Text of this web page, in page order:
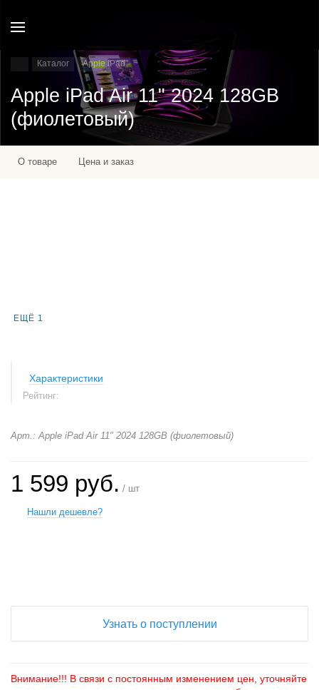
Каталог Apple IPad
Apple iPad Air 11" 2024 128GB
(фиолетовый)
О товаре Цена и заказ
ЕЩЁ 1
Характеристики
Рейтинг:
Арт.: Apple iPad Air 11" 2024 128GB (фиолетовый)
1 599 руб. / шт
Нашли дешевле?
Узнать о поступлении
Внимание!!! В связи с постоянным изменением цен, уточняйте